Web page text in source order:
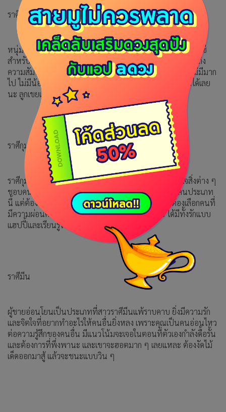
ราศีมังกร
หนุ่มที่มีความก้าวหน้าและเป็นคนที่จริงจังคือแบบที่ชอบคนที่ใช่
สำหรับราศีมังกร เพราะจะทำให้เราคิดถึงอนาคตไปด้วย ถ้าคิดถึง
ความสัมพันธ์ที่จริงจังจะรู้สึกได้ว่าคนนี้ใช่เลย โดนใจฉันเลย ไม่มีมาก
ไป ไม่มีน้อยไป ถูกใจทุกอย่าง เตรียมพาคนที่ถูกใจไปไหว้แม่ได้เลย
นะ ลูกเขยแม่มาแล้วว
ราศีกุมภ์
ราศีกุมภ์ชอบคนที่ชอบเรียนรู้ อยากรู้อยากเห็นในการเข้าใจสิ่งต่าง ๆ
ชอบคนฉลาดแบบไอคิวสูงปรี๊ดดด คุณจะรู้สึกตื่นเต้นกับคนประเภท
นี้ แต่ต้องตั้งสติก่อนเลือกนะจ๊ะ ไม่งั้นอาจจะพลาดได้ ต้องเลือกคนที่
มีความผ่อนคลายด้วยนะ ชีวิตจะได้ไม่ซีเรียสเกินไป ได้มีทั้งรักแบบ
แฮปปี้และเรียนรู้ไปด้วย ฟินสุด ๆ
ราศีมีน
ผู้ชายอ่อนโยนเป็นประเภทที่สาวราศีมีนแพ้ราบคาบ ยิ่งมีความรัก
และจิตใจที่อยากทำอะไรให้คนอื่นยิ่งหลง เพราะคุณเป็นคนอ่อนไหว
ต่อความรู้สึกของคนอื่น มีแนวโน้มจะเจอในตอนที่ตัวเองกำลังดื้อรั้น
และต้องการที่พึ่งพานะ และเขาจะฮอตมาก ๆ เลยแหละ ต้องงัดไม้
เด็ดออกมาสู้ แล้วจะชนะแบบวิน ๆ